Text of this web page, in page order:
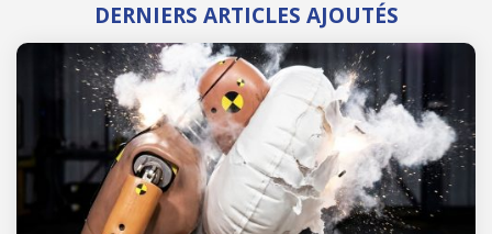
DERNIERS ARTICLES AJOUTÉS